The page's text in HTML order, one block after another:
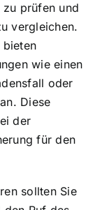
prüfen und
vergleichen.
bieten
wie einen
oder
Diese
der
für den
sollten Sie